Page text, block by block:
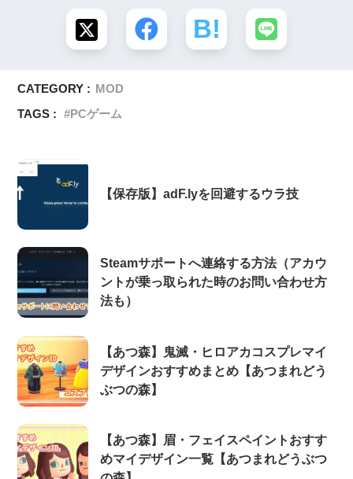
CATEGORY : MOD
TAGS :
PCゲーム
【保存版】adF.lyを回避するウラ技
Steamサポートへ連絡する方法（アカウ
ントが乗っ取られた時のお問い合わせ方
法も）
【あつ森】鬼滅・ヒロアカコスプレマイ
デザインおすすめまとめ【あつまれどう
ぶつの森】
【あつ森】眉・フェイスペイントおすす
めマイデザイン一覧【あつまれどうぶつ